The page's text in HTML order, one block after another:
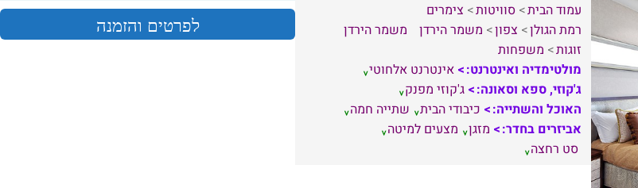
עמוד הבית סוויטות
צימרים
רמת הגולן
צפון משמר הירדן
משמר הירדן
זוגות
משפחות
מולטימדיה ואינטרנט:
אינטרנט אלחוטי
ג'קוזי, ספא וסאונה:
ג'קוזי מפנק
האוכל והשתייה:
כיבודי הבית שתייה חמה
אביזרים בחדר:
מזגן מצעים למיטה
סט רחצה
לפרטים והזמנה